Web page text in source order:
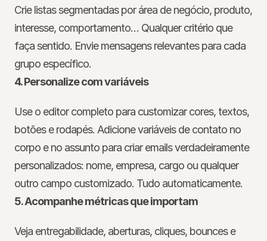
Crie listas segmentadas por área de negócio, produto,
interesse, comportamento… Qualquer critério que
faça sentido. Envie mensagens relevantes para cada
grupo específico.
4. Personalize com variáveis
Use o editor completo para customizar cores, textos,
botões e rodapés. Adicione variáveis de contato no
corpo e no assunto para criar emails verdadeiramente
personalizados: nome, empresa, cargo ou qualquer
outro campo customizado. Tudo automaticamente.
5. Acompanhe métricas que importam
Veja entregabilidade, aberturas, cliques, bounces e